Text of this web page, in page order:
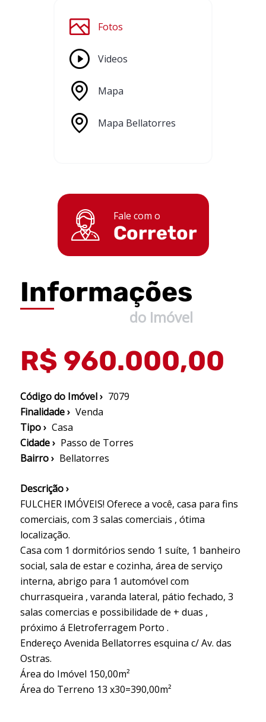
Fotos
Videos
Mapa
Mapa Bellatorres
Fale com o
Corretor
Informações
do Imóvel
R$ 960.000,00
Código do Imóvel › 7079
Finalidade › Venda
Tipo › Casa
Cidade › Passo de Torres
Bairro › Bellatorres
Descrição ›
FULCHER IMÓVEIS! Oferece a você, casa para fins
comerciais, com 3 salas comerciais , ótima
localização.
Casa com 1 dormitórios sendo 1 suíte, 1 banheiro
social, sala de estar e cozinha, área de serviço
interna, abrigo para 1 automóvel com
churrasqueira , varanda lateral, pátio fechado, 3
salas comercias e possibilidade de + duas ,
próximo á Eletroferragem Porto .
Endereço Avenida Bellatorres esquina c/ Av. das
Ostras.
Área do Imóvel 150,00m²
Área do Terreno 13 x30=390,00m²